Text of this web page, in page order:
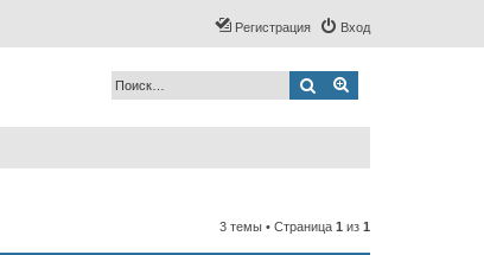
Вход
Регистрация
Поиск
3 темы • Страница 1 из 1